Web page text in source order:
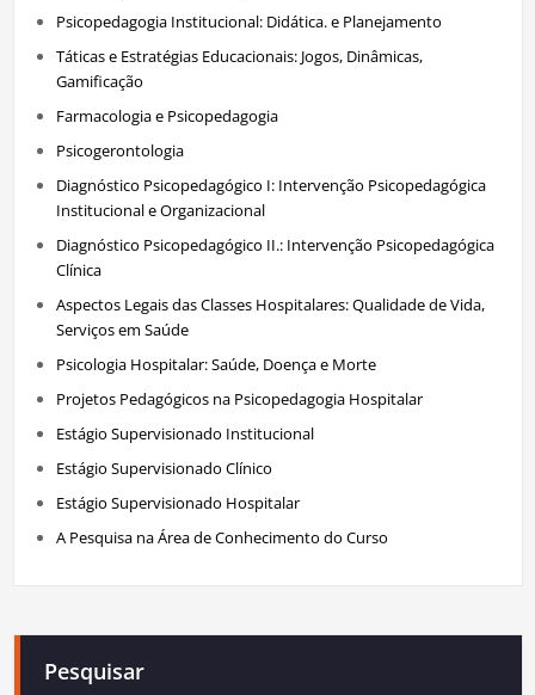
Psicopedagogia Institucional: Didática. e Planejamento
Táticas e Estratégias Educacionais: Jogos, Dinâmicas,
Gamificação
Farmacologia e Psicopedagogia
Psicogerontologia
Diagnóstico Psicopedagógico I: Intervenção Psicopedagógica
Institucional e Organizacional
Diagnóstico Psicopedagógico II.: Intervenção Psicopedagógica
Clínica
Aspectos Legais das Classes Hospitalares: Qualidade de Vida,
Serviços em Saúde
Psicologia Hospitalar: Saúde, Doença e Morte
Projetos Pedagógicos na Psicopedagogia Hospitalar
Estágio Supervisionado Institucional
Estágio Supervisionado Clínico
Estágio Supervisionado Hospitalar
A Pesquisa na Área de Conhecimento do Curso
Pesquisar